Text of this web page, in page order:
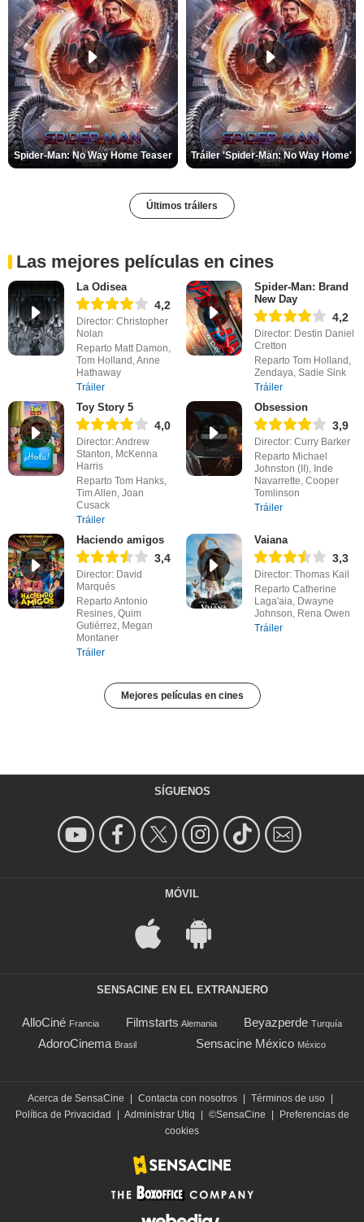
Spider-Man: No Way Home Teaser Tráiler 'Spider-Man: No Way Home'
Últimos tráilers
Las mejores películas en cines
La Odisea
4,2
Director: Christopher
Nolan
Reparto Matt Damon,
Tom Holland, Anne
Hathaway
Tráiler
Spider-Man: Brand
New Day
4,2
Director: Destin Daniel
Cretton
Reparto Tom Holland,
Zendaya, Sadie Sink
Tráiler
Toy Story 5
4,0
Director: Andrew
Stanton, McKenna
Harris
Reparto Tom Hanks,
Tim Allen, Joan
Cusack
Tráiler
Obsession
3,9
Director: Curry Barker
Reparto Michael
Johnston (II), Inde
Navarrette, Cooper
Tomlinson
Tráiler
Haciendo amigos
3,4
Director: David
Marqués
Reparto Antonio
Resines, Quim
Gutiérrez, Megan
Montaner
Tráiler
Vaiana
3,3
Director: Thomas Kail
Reparto Catherine
Laga'aia, Dwayne
Johnson, Rena Owen
Tráiler
Mejores películas en cines
SÍGUENOS
MÓVIL
SENSACINE EN EL EXTRANJERO
AlloCiné Francia Filmstarts Alemania Beyazperde Turquía
AdoroCinema Brasil Sensacine México México
Acerca de SensaCine | Contacta con nosotros | Términos de uso |
Política de Privacidad
| Administrar Utiq | ©SensaCine |
Preferencias de
cookies